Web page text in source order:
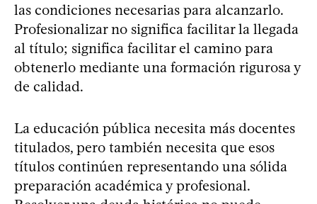
las condiciones necesarias para alcanzarlo.
Profesionalizar no significa facilitar la llegada
al título; significa facilitar el camino para
obtenerlo mediante una formación rigurosa y
de calidad.
La educación pública necesita más docentes
titulados, pero también necesita que esos
títulos continúen representando una sólida
preparación académica y profesional.